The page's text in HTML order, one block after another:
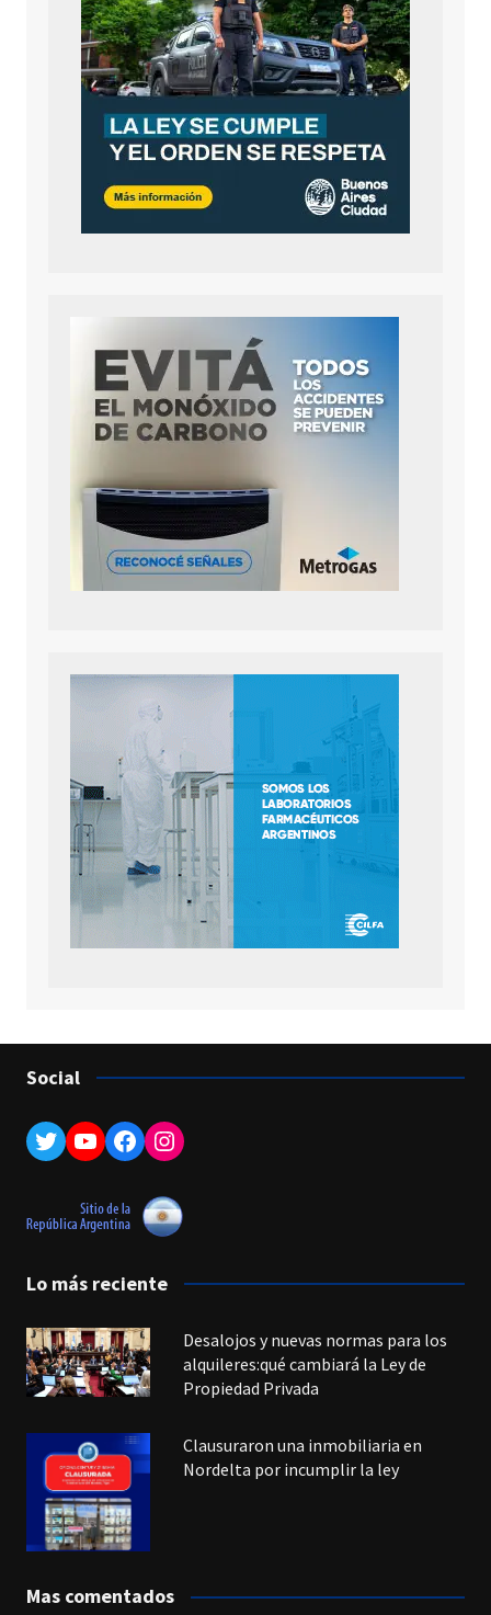
Social
Twitter
YouTube
Facebook
Instagram
Lo más reciente
Desalojos y nuevas normas para los
alquileres:qué cambiará la Ley de
Propiedad Privada
Clausuraron una inmobiliaria en
Nordelta por incumplir la ley
Mas comentados